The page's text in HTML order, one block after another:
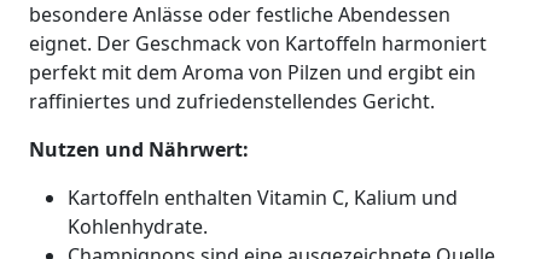
besondere Anlässe oder festliche Abendessen
eignet. Der Geschmack von Kartoffeln harmoniert
perfekt mit dem Aroma von Pilzen und ergibt ein
raffiniertes und zufriedenstellendes Gericht.
Nutzen und Nährwert:
Kartoffeln enthalten Vitamin C, Kalium und
Kohlenhydrate.